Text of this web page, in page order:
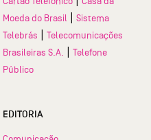
Moeda do Brasil
Sistema
Telebrás
Telecomunicações
Brasileiras S.A.
Telefone
Público
EDITORIA